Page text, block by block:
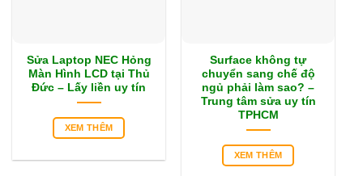
Sửa Laptop NEC Hỏng
Màn Hình LCD tại Thủ
Đức – Lấy liền uy tín
XEM THÊM
Surface không tự
chuyển sang chế độ
ngủ phải làm sao? –
Trung tâm sửa uy tín
TPHCM
XEM THÊM